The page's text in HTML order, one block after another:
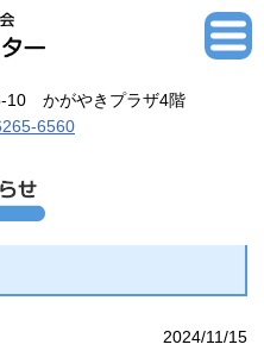
10 かがやきプラザ4階
6560
2024/11/15